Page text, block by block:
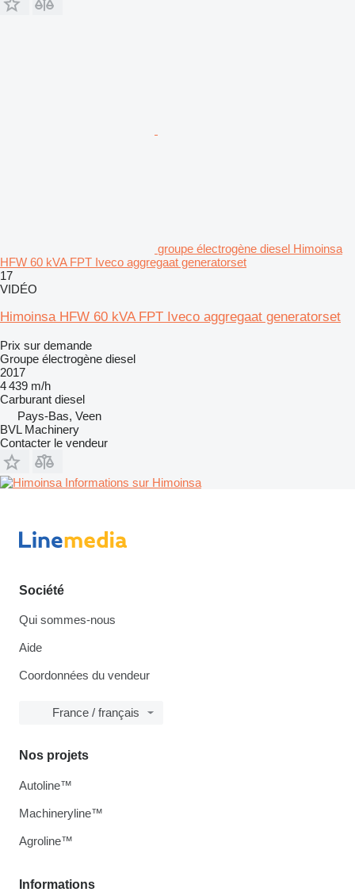
groupe électrogène diesel Himoinsa
HFW 60 kVA FPT Iveco aggregaat generatorset
17
VIDÉO
Himoinsa HFW 60 kVA FPT Iveco aggregaat generatorset
Prix sur demande
Groupe électrogène diesel
2017
4 439 m/h
Carburant diesel
Pays-Bas, Veen
BVL Machinery
Contacter le vendeur
Informations sur Himoinsa
Société
Qui sommes-nous
Aide
Coordonnées du vendeur
France / français
Informations
Nos projets
Autoline™
Machineryline™
Agroline™